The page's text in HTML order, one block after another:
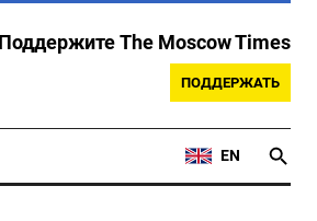
Поддержите The Moscow Times
ПОДДЕРЖАТЬ
EN